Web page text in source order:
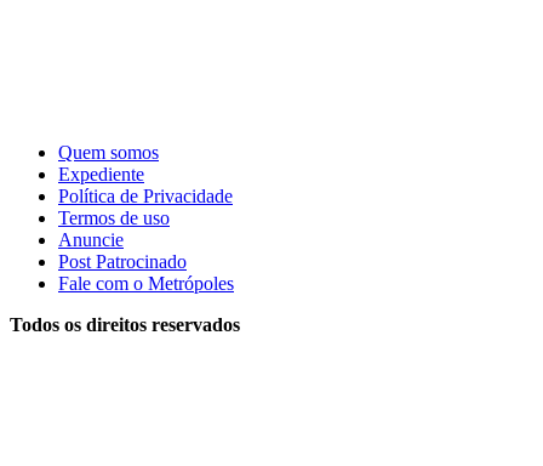
Quem somos
Expediente
Política de Privacidade
Termos de uso
Anuncie
Post Patrocinado
Fale com o Metrópoles
Todos os direitos reservados